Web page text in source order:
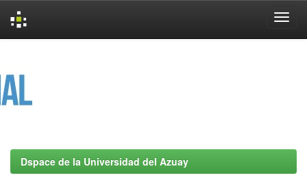
Dspace de la Universidad del Azuay